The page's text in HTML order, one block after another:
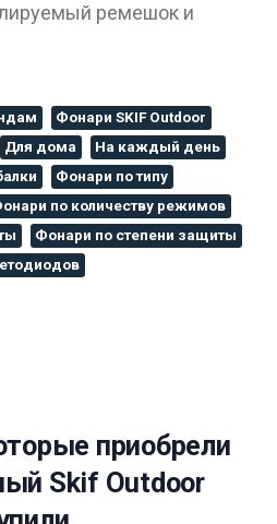
ремешок и
Фонари SKIF Outdoor
Для дома
На каждый день
Фонари по типу
по количеству режимов
Фонари по степени защиты
приобрели
Skif Outdoor
продаются лицам,
18 лет!
18 лет?
НЕТ